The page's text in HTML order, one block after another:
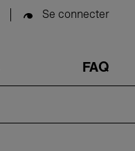
Se connecter
FAQ